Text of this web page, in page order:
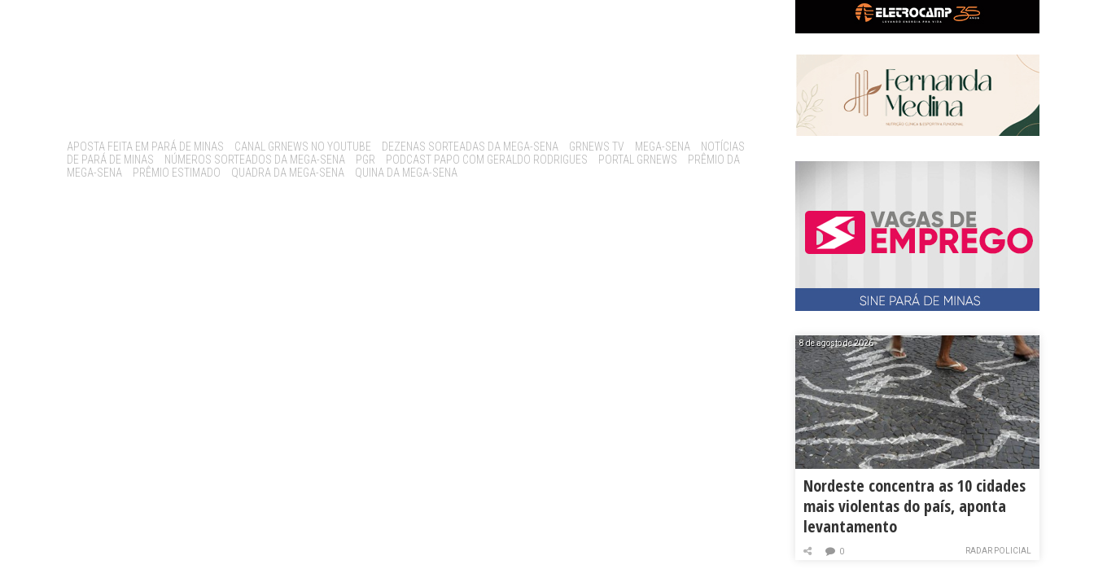
Tags:
APOSTA FEITA EM PARÁ DE MINAS CANAL GRNEWS NO YOUTUBE DEZENAS SORTEADAS DA MEGA-SENA GRNEWS TV MEGA-SENA
NOTÍCIAS
DE PARÁ DE MINAS
NÚMEROS SORTEADOS DA MEGA-SENA PGR PODCAST PAPO COM GERALDO RODRIGUES PORTAL GRNEWS
PRÊMIO DA
MEGA-SENA
PRÊMIO ESTIMADO QUADRA DA MEGA-SENA QUINA DA MEGA-SENA
8 de agosto de 2026
Nordeste concentra as 10 cidades
mais violentas do país, aponta
levantamento
RADAR POLICIAL
0